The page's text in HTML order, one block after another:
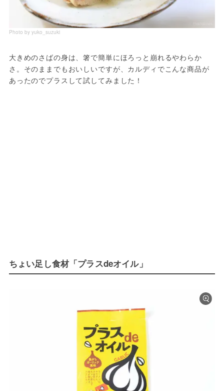
Photo by yuko_suzuki
大きめのさばの身は、箸で簡単にほろっと崩れるやわらか
さ。そのままでもおいしいですが、カルディでこんな商品が
あったのでプラスして試してみました！
ちょい足し食材「プラスdeオイル」